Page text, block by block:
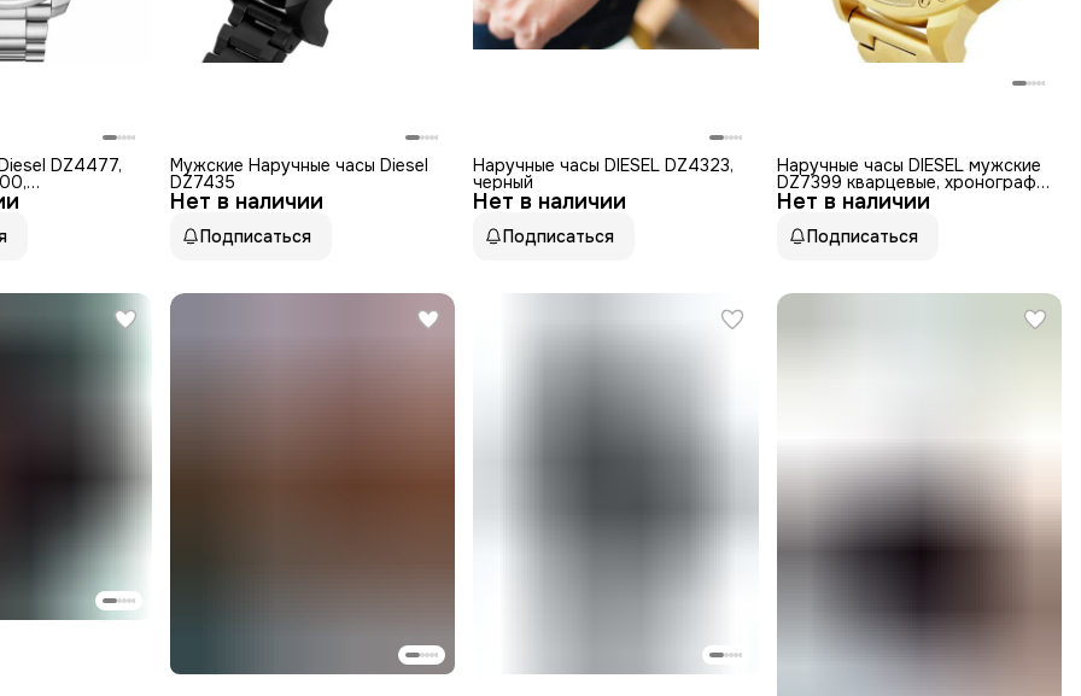
DZ4477,
PVD Нет в наличии
Мужские Наручные часы Diesel
DZ7435
Подписаться
Нет в наличии
Наручные часы DIESEL DZ4323,
черный
Подписаться
Нет в наличии
Наручные часы DIESEL мужские
DZ7399 кварцевые, хронограф,
секундомер,
Подписаться